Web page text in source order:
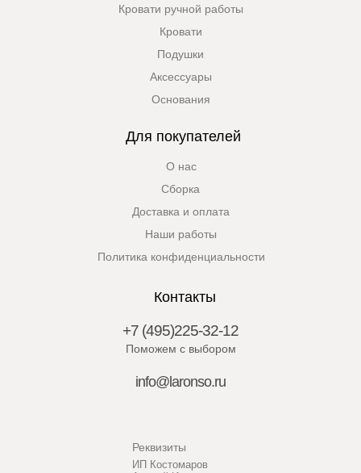
Реквизиты
ИП Костомаров
Для покупателей
Контакты
+7 (495)225-32-12
Поможем с выбором
info@laronso.ru
Кровати ручной работы
Кровати
О нас
Доставка и оплата
Наши работы
Политика конфиденциальности
Подушки
Аксессуары
Сборка
Основания